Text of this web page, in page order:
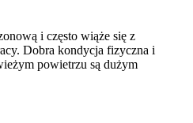
i często wiąże się z
Dobra kondycja fizyczna i
powietrzu są dużym